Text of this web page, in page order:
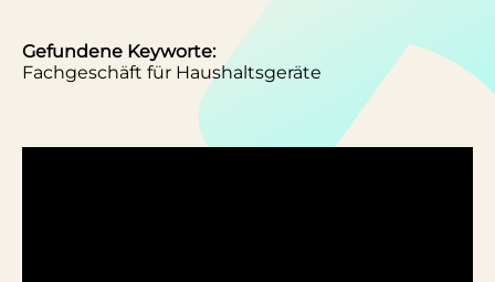
Gefundene Keyworte:
Fachgeschäft für Haushaltsgeräte